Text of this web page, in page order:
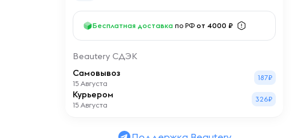
Бесплатная доставка по РФ от 4000 ₽
Beautery СДЭК
Самовывоз
15 Августа
187₽
Курьером
15 Августа
326₽